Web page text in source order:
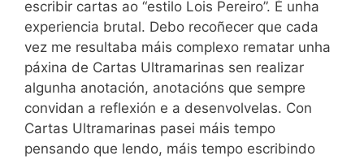
escribir cartas ao “estilo Lois Pereiro”. É unha
experiencia brutal. Debo recoñecer que cada
vez me resultaba máis complexo rematar unha
páxina de Cartas Ultramarinas sen realizar
algunha anotación, anotacións que sempre
convidan a reflexión e a desenvolvelas. Con
Cartas Ultramarinas pasei máis tempo
pensando que lendo, máis tempo escribindo